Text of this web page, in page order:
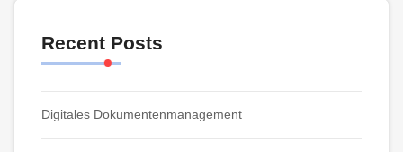
Recent Posts
Digitales Dokumentenmanagement